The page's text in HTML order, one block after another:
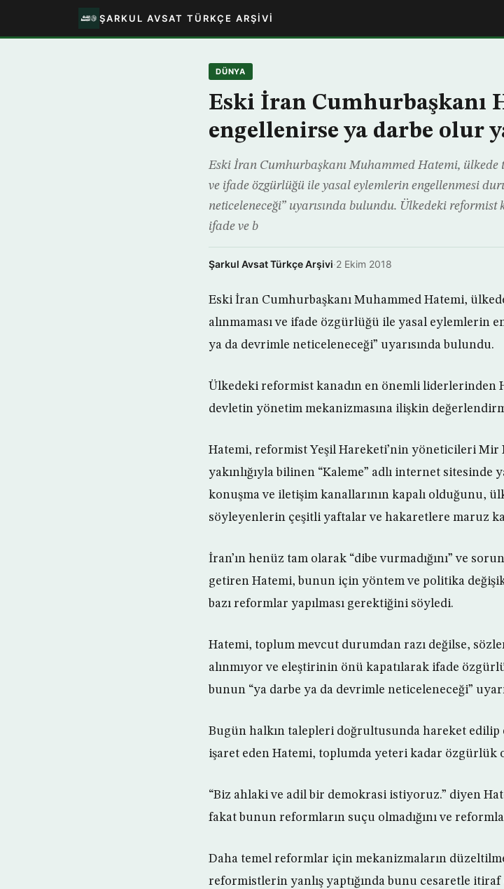
ŞARKUL AVSAT TÜRKÇE ARŞIVI
DÜNYA
Eski İran Cumhurbaşkanı
engellenirse ya darbe olur
Eski İran Cumhurbaşkanı Muhammed Hatemi,
ve ifade özgürlüğü ile yasal eylemlerin engellenmesi
neticeleneceği” uyarısında bulundu. Ülkedeki
ifade ve b
Şarkul Avsat Türkçe Arşivi·2 Ekim 2018
Eski İran Cumhurbaşkanı Muhammed Hatemi,
alınmaması ve ifade özgürlüğü ile yasal eylemlerin
ya da devrimle neticeleneceği” uyarısında bulundu.
Ülkedeki reformist kanadın en önemli liderlerinden
devletin yönetim mekanizmasına ilişkin
Hatemi, reformist Yeşil Hareketi’nin yöneticileri Mir
yakınlığıyla bilinen “Kaleme” adlı internet sitesinde
konuşma ve iletişim kanallarının kapalı olduğunu,
söyleyenlerin çeşitli yaftalar ve hakaretlere maruz
İran’ın henüz tam olarak “dibe vurmadığını” ve
getiren Hatemi, bunun için yöntem ve politika
bazı reformlar yapılması gerektiğini söyledi.
Hatemi, toplum mevcut durumdan razı değilse,
alınmıyor ve eleştirinin önü kapatılarak ifade
bunun “ya darbe ya da devrimle neticeleneceği”
Bugün halkın talepleri doğrultusunda hareket
işaret eden Hatemi, toplumda yeteri kadar özgürlük
“Biz ahlaki ve adil bir demokrasi istiyoruz.” diyen
fakat bunun reformların suçu olmadığını ve
Daha temel reformlar için mekanizmaların
reformistlerin yanlış yaptığında bunu cesaretle